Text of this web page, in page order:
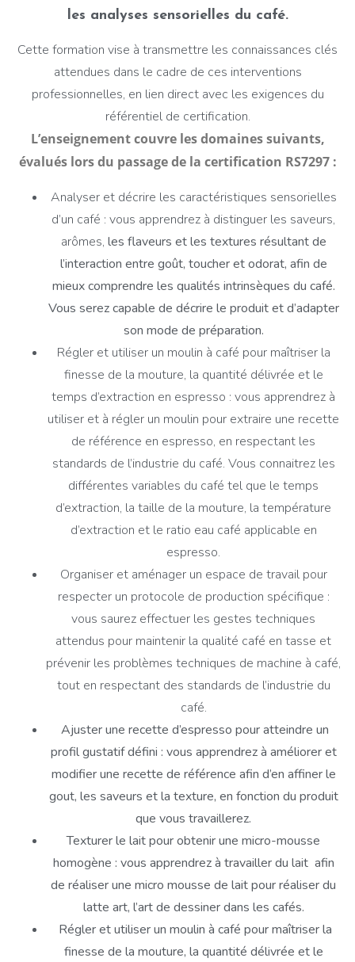
les analyses sensorielles du café.
Cette formation vise à transmettre les connaissances clés
attendues dans le cadre de ces interventions
professionnelles, en lien direct avec les exigences du
référentiel de certification.
L’enseignement couvre les domaines suivants,
évalués lors du passage de la certification RS7297 :
Analyser et décrire les caractéristiques sensorielles
d’un café : vous apprendrez à distinguer les saveurs,
arômes, les flaveurs et les textures résultant de
l’interaction entre goût, toucher et odorat, afin de
mieux comprendre les qualités intrinsèques du café.
Vous serez capable de décrire le produit et d’adapter
son mode de préparation.
Régler et utiliser un moulin à café pour maîtriser la
finesse de la mouture, la quantité délivrée et le
temps d’extraction en espresso : vous apprendrez à
utiliser et à régler un moulin pour extraire une recette
de référence en espresso, en respectant les
standards de l’industrie du café. Vous connaitrez les
différentes variables du café tel que le temps
d’extraction, la taille de la mouture, la température
d’extraction et le ratio eau café applicable en
espresso.
Organiser et aménager un espace de travail pour
respecter un protocole de production spécifique :
vous saurez effectuer les gestes techniques
attendus pour maintenir la qualité café en tasse et
prévenir les problèmes techniques de machine à café,
tout en respectant des standards de l’industrie du
café.
Ajuster une recette d’espresso pour atteindre un
profil gustatif défini : vous apprendrez à améliorer et
modifier une recette de référence afin d’en affiner le
gout, les saveurs et la texture, en fonction du produit
que vous travaillerez.
Texturer le lait pour obtenir une micro-mousse
homogène : vous apprendrez à travailler du lait afin
de réaliser une micro mousse de lait pour réaliser du
latte art, l’art de dessiner dans les cafés.
Régler et utiliser un moulin à café pour maîtriser la
finesse de la mouture, la quantité délivrée et le